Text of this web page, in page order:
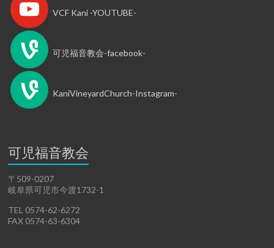
VCF Kani -YOUTUBE-
可児福音教会-facebook-
KaniVineyardChurch-Instagram-
可児福音教会
〒509-0207
岐阜県可児市今渡1732-1
TEL 0574-62-6272
FAX 0574-63-6304